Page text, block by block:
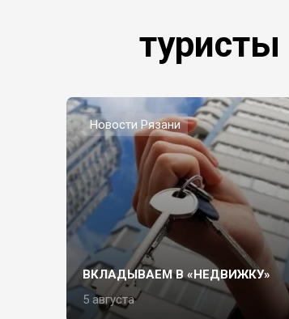
туристы
Новости Рязани
ВКЛАДЫВАЕМ В «НЕДВИЖКУ»
5 августа